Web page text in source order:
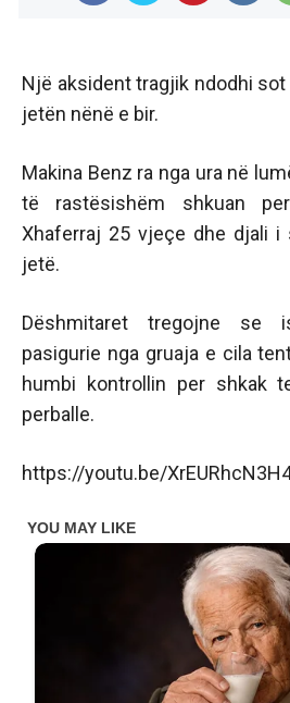
Një aksident tragjik ndodhi
jetën nënë e bir.
Makina Benz ra nga ura në
të rastësishëm shkuan
Xhaferraj 25 vjeçe dhe djali i
jetë.
Dëshmitaret tregojne se
pasigurie nga gruaja e cila
humbi kontrollin per shkak
perballe.
https://youtu.be/